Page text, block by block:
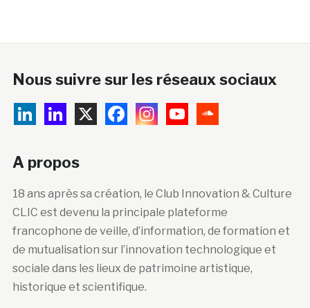
Nous suivre sur les réseaux sociaux
A propos
18 ans après sa création, le Club Innovation & Culture
CLIC est devenu la principale plateforme
francophone de veille, d’information, de formation et
de mutualisation sur l’innovation technologique et
sociale dans les lieux de patrimoine artistique,
historique et scientifique.